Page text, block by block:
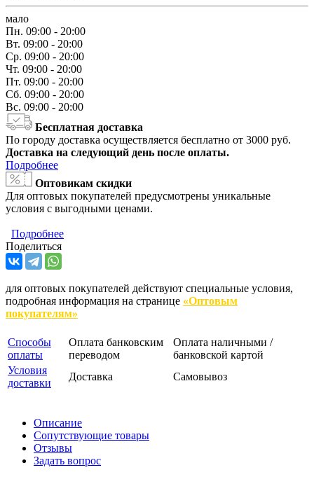
мало
Пн. 09:00 - 20:00
Вт. 09:00 - 20:00
Ср. 09:00 - 20:00
Чт. 09:00 - 20:00
Пт. 09:00 - 20:00
Сб. 09:00 - 20:00
Вс. 09:00 - 20:00
Бесплатная доставка
По городу доставка осуществляется бесплатно от 3000 руб.
Доставка на следующий день после оплаты.
Подробнее
Оптовикам скидки
Для оптовых покупателей предусмотрены уникальные
условия с выгодными ценами.
Подробнее
Поделиться
для оптовых покупателей действуют специальные условия,
подробная информация на странице «Оптовым
покупателям»
Способы
оплаты
Оплата банковским
переводом
Оплата наличными /
банковской картой
Условия
доставки
Доставка Самовывоз
Описание
Сопутствующие товары
Отзывы
Задать вопрос